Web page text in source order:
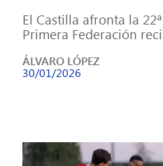
El Castilla afronta la
Primera Federación
[…]
ÁLVARO LÓPEZ
30/01/2026